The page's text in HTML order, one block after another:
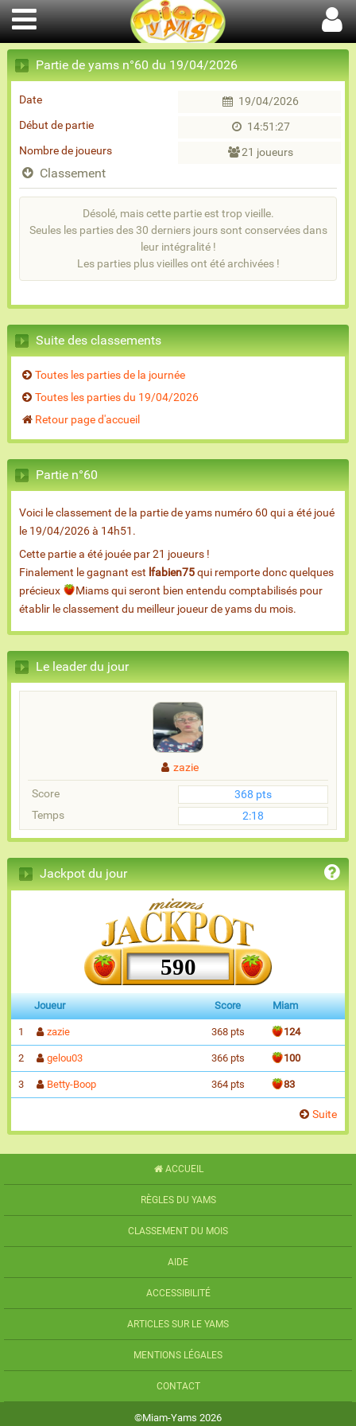
Partie de yams n°60 du 19/04/2026
Date
19/04/2026
Début de partie
14:51:27
Nombre de joueurs
21 joueurs
Classement
Désolé, mais cette partie est trop vieille.
Seules les parties des 30 derniers jours sont conservées dans
leur intégralité !
Les parties plus vieilles ont été archivées !
Suite des classements
Toutes les parties de la journée
Toutes les parties du 19/04/2026
Retour page d'accueil
Partie n°60
Voici le classement de la partie de yams numéro 60 qui a été joué
le 19/04/2026 à 14h51.
Cette partie a été jouée par 21 joueurs !
Finalement le gagnant est lfabien75qui remporte donc quelques
précieux
Miams qui seront bien entendu comptabilisés pour
établir le classement du meilleur joueur de yams du mois.
Le leader du jour
zazie
Score
368 pts
Temps
2:18
Jackpot du jour
590
Joueur Score Miam
1 zazie 368 pts 124
2 gelou03 366 pts 100
3 Betty-Boop 364 pts 83
Suite
ACCUEIL
RÈGLES DU YAMS
CLASSEMENT DU MOIS
AIDE
ACCESSIBILITÉ
ARTICLES SUR LE YAMS
MENTIONS LÉGALES
CONTACT
©Miam-Yams 2026